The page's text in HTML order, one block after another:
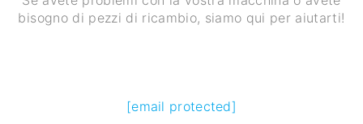
bisogno di pezzi di ricambio, siamo qui per aiutarti!
[email protected]